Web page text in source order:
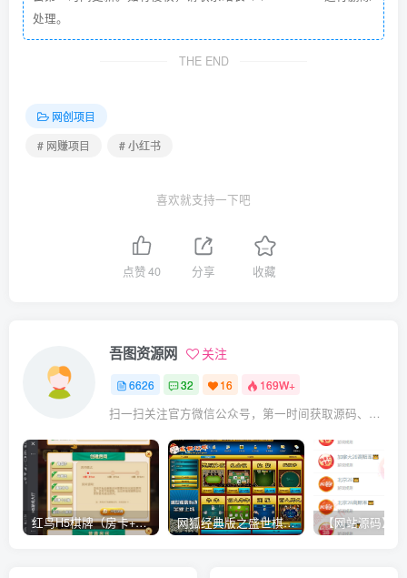
处理。
THE END
网创项目
# 网赚项目
# 小红书
喜欢就支持一下吧
点赞40 分享 收藏
吾图资源网 关注
6626 32 16 169W+
扫一扫关注官方微信公众号，第一时间获取源码、网赚项目资源教程，自媒体等知识干货，让互联网创业赚钱更简单。
红鸟H5棋牌（房卡+金币）全套双模式游戏源码 网狐经典版之盛世棋牌完整游戏源码（包含文档、架设教程、网站、源代码等）